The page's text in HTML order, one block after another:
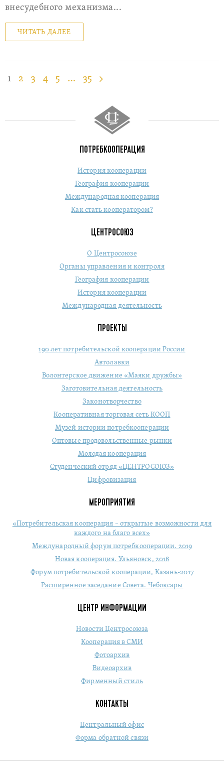
внесудебного механизма...
ЧИТАТЬ ДАЛЕЕ
1 2 3 4 5 … 35
ПОТРЕБКООПЕРАЦИЯ
История кооперации
География кооперации
Международная кооперация
Как стать кооператором?
ЦЕНТРОСОЮЗ
О Центросоюзе
Органы управления и контроля
География кооперации
История кооперации
Международная деятельность
ПРОЕКТЫ
190 лет потребительской кооперации России
Автолавки
Волонтерское движение «Маяки дружбы»
Заготовительная деятельность
Законотворчество
Кооперативная торговая сеть КООП
Музей истории потребкооперации
Оптовые продовольственные рынки
Молодая кооперация
Студенческий отряд «ЦЕНТРОСОЮЗ»
Цифровизация
МЕРОПРИЯТИЯ
«Потребительская кооперация – открытые возможности для
каждого на благо всех»
Международный форум потребкооперации. 2019
Новая кооперация. Ульяновск, 2018
Форум потребительской кооперации, Казань-2017
Расширенное заседание Совета. Чебоксары
ЦЕНТР ИНФОРМАЦИИ
Новости Центросоюза
Кооперация в СМИ
Фотоархив
Видеоархив
Фирменный стиль
КОНТАКТЫ
Центральный офис
Форма обратной связи